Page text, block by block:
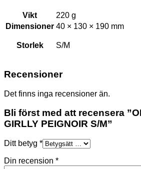
Vikt
220 g
Dimensioner 40 × 130 × 190 mm
Storlek S/M
Recensioner
Det finns inga recensioner än.
Bli först med att recensera
GIRLLY PEIGNOIR S/M”
Ditt betyg *
Din recension *